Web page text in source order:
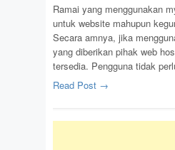
Ramai yang menggunakan
untuk website mahupun
Secara amnya, jika
yang diberikan pihak web
tersedia. Pengguna tidak
Read Post →